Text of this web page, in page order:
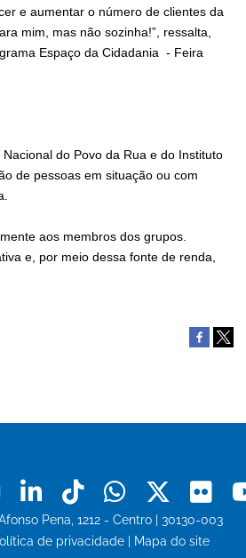
e aumentar o número de clientes da
mim, mas não sozinha!”, ressalta,
Espaço da Cidadania - Feira
do Povo da Rua e do Instituto
de pessoas em situação ou com
aos membros dos grupos.
e, por meio dessa fonte de renda,
Instagram
LinkedinTiktok X
Pena, 1212 - Centro | 30130-003
de privacidade
Mapa do site